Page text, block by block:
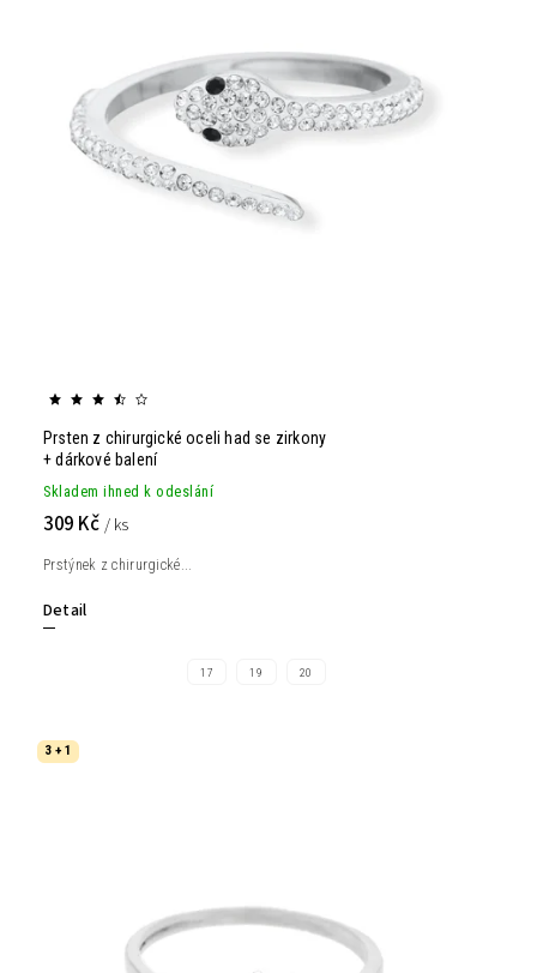
Prsten z chirurgické oceli had se zirkony
+ dárkové balení
Skladem ihned k odeslání
309 Kč / ks
Detail
Prstýnek z chirurgické...
17 19 20
3 + 1